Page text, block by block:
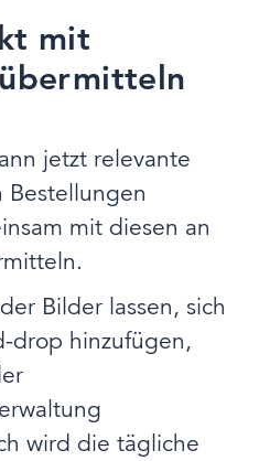
mit
jetzt relevante
Bestellungen
mit diesen an
Bilder lassen, sich
drop hinzufügen,
wird die tägliche